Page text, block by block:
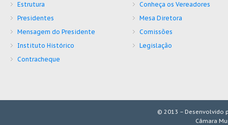
Estrutura
Presidentes
Mensagem do Presidente
Instituto Histórico
Contracheque
Conheça os Vereadores
Mesa Diretora
Comissões
Legislação
© 2013 – Desenvolvido
Câmara